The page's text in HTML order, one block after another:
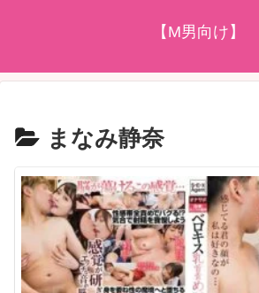
【M男向け】
まなみ静奈